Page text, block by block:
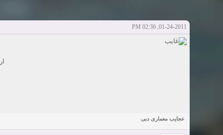
Girls in your town for night - Real-life Females
شروع کننده:
01-24-2011, 02:36 PM
عجایب معماری دبی